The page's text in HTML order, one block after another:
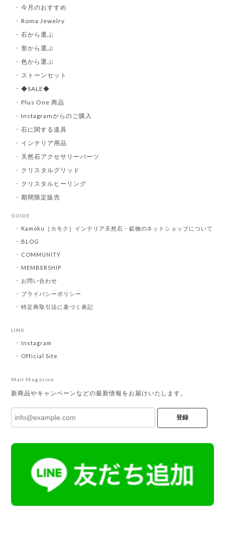
今月のおすすめ
Roma Jewelry
石から選ぶ
形から選ぶ
色から選ぶ
ストーンセット
◆SALE◆
Plus One 商品
Instagramからのご購入
石に関する道具
インテリア用品
天然石アクセサリーパーツ
クリスタルグリッド
クリスタルヒーリング
期間限定販売
GUIDE
Kamoku［カモク］インテリア天然石・鉱物のネットショップについて
BLOG
COMMUNITY
MEMBERSHIP
お問い合わせ
プライバシーポリシー
特定商取引法に基づく表記
LINK
Instagram
Official Site
Mail Magazine
新商品やキャンペーンなどの最新情報をお届けいたします。
登録